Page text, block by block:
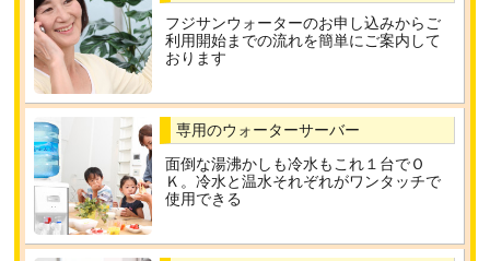
フジサンウォーターのお申し込みからご
利用開始までの流れを簡単にご案内して
おります
専用のウォーターサーバー
面倒な湯沸かしも冷水もこれ１台でＯ
Ｋ。冷水と温水それぞれがワンタッチで
使用できる